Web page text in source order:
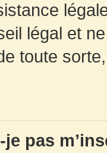
légal et
toute
pas